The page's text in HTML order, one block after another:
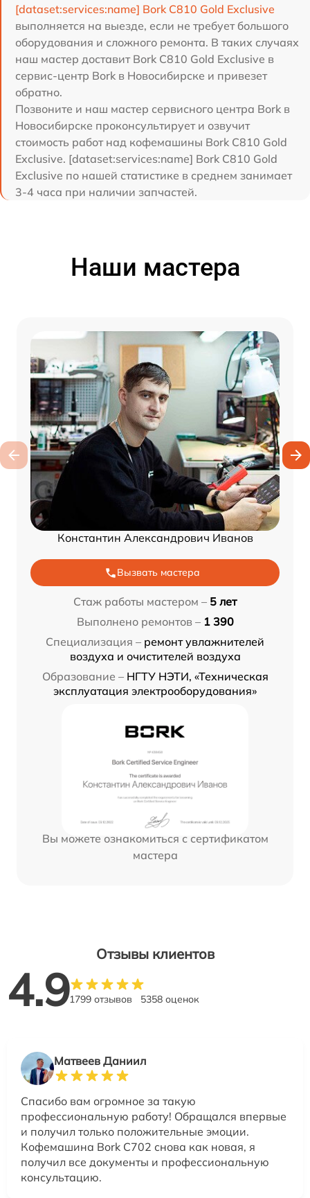
[dataset:services:name] Bork C810 Gold Exclusive
выполняется на выезде, если не требует большого
оборудования и сложного ремонта. В таких случаях
наш мастер доставит Bork C810 Gold Exclusive в
сервис-центр Bork в Новосибирске и привезет
обратно.
Позвоните и наш мастер сервисного центра Bork в
Новосибирске проконсультирует и озвучит
стоимость работ над кофемашины Bork C810 Gold
Exclusive. [dataset:services:name] Bork C810 Gold
Exclusive по нашей статистике в среднем занимает
3-4 часа при наличии запчастей.
Наши мастера
Константин Александрович Иванов
Вызвать мастера
Стаж работы мастером – 5 лет
Выполнено ремонтов – 1 390
Специализация – ремонт увлажнителей
воздуха и очистителей воздуха
Образование – НГТУ НЭТИ, «Техническая
эксплуатация электрооборудования»
Вы можете ознакомиться с сертификатом
мастера
Отзывы клиентов
4.91799 отзывов 5358 оценок
Матвеев Даниил
Спасибо вам огромное за такую
профессиональную работу! Обращался впервые
и получил только положительные эмоции.
Кофемашина Bork C702 снова как новая, я
получил все документы и профессиональную
консультацию.